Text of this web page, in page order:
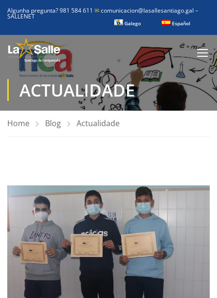
Algunha pregunta? 981 584 611 ✉comunicacion@lasallesantiago.gal –
SALLENET
Galego Español
ACTUALIDADE
Home Blog Actualidade